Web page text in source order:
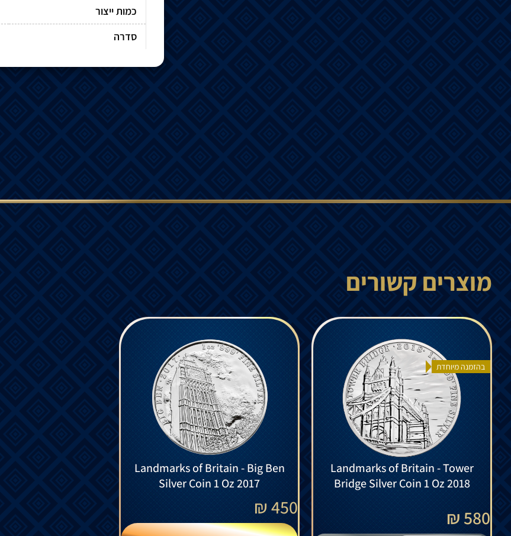
כמות ייצור
סדרה
מוצרים קשורים
בהזמנה מיוחדת
Landmarks of Britain - Tower
Bridge Silver Coin 1 Oz 2018
580 ₪
Landmarks of Britain - Big Ben
Silver Coin 1 Oz 2017
450
₪